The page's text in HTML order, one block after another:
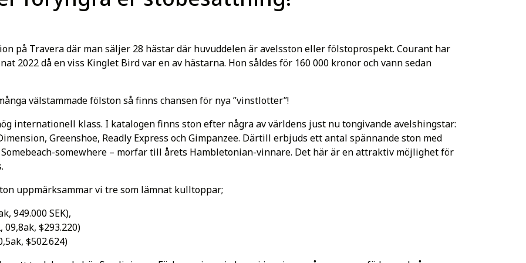
på Travera där man säljer 28 hästar där huvuddelen är avelsston eller fölstoprospekt. Courant har
2022 då en viss Kinglet Birdvar en av hästarna. Hon såldes för 160 000 kronor och vann sedan
välstammade fölston så finns chansen för nya ”vinstlotter”!
internationell klass. I katalogen finns ston efter några av världens just nu tongivande avelshingstar:
Greenshoe, Readly Express och Gimpanzee. Därtill erbjuds ett antal spännande ston med
somewhere – morfar till årets Hambletonian-vinnare. Det här är en attraktiv möjlighet för
uppmärksammar vi tre som lämnat kulltoppar;
949.000 SEK),
09,8ak, $293.220)
$502.624)